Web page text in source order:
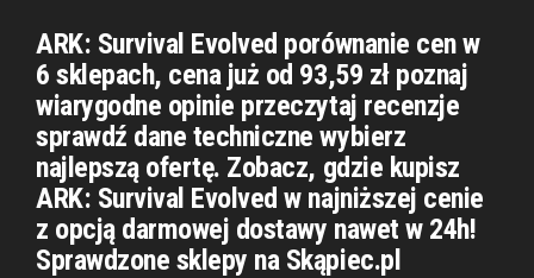
ARK: Survival Evolved porównanie cen w
6 sklepach, cena już od 93,59 zł poznaj
wiarygodne opinie przeczytaj recenzje
sprawdź dane techniczne wybierz
najlepszą ofertę. Zobacz, gdzie kupisz
ARK: Survival Evolved w najniższej cenie
z opcją darmowej dostawy nawet w 24h!
Sprawdzone sklepy na Skąpiec.pl